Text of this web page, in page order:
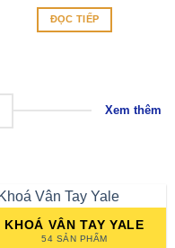
ĐỌC TIẾP
Xem thêm
KHOÁ VÂN TAY YALE
54 SẢN PHẨM